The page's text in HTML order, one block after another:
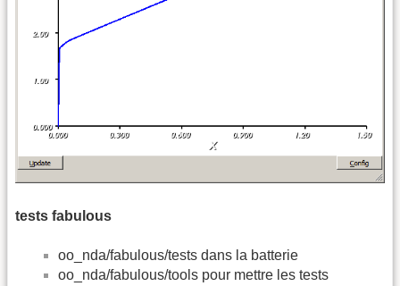
tests fabulous
oo_nda/fabulous/tests dans la batterie
oo_nda/fabulous/tools pour mettre les tests